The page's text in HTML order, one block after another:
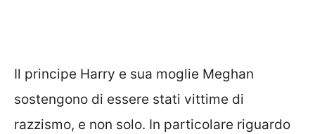
Il principe Harry e sua moglie Meghan
sostengono di essere stati vittime di
razzismo, e non solo. In particolare riguardo